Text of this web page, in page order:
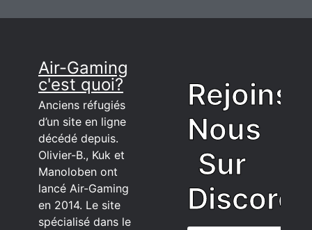
Air-Gaming
c'est quoi?
Anciens réfugiés
d’un site en ligne
décédé depuis.
Olivier-B., Kuk et
Manoloben ont
lancé Air-Gaming
en 2014. Le site
spécialisé dans le
Rejoins
Nous
Sur
Discord